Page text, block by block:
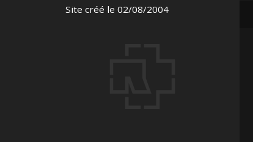
Site créé le 02/08/2004